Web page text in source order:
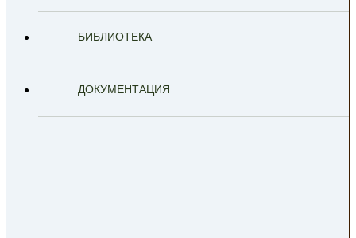
БИБЛИОТЕКА
ДОКУМЕНТАЦИЯ